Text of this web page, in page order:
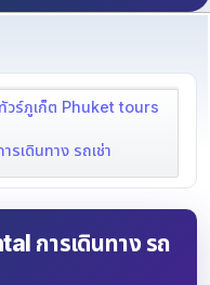
ทัวร์ภูเก็ต Phuket tours
เดินทาง รถเช่า
การเดินทาง รถ